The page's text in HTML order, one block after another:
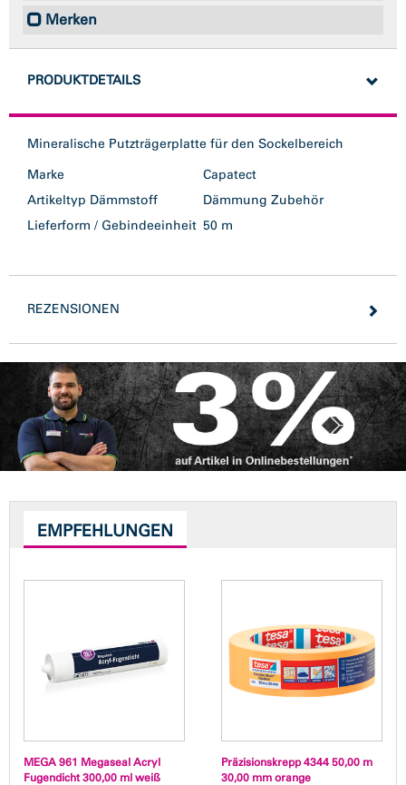
Merken
PRODUKTDETAILS
Mineralische Putzträgerplatte für den Sockelbereich
Marke
Capatect
Artikeltyp Dämmstoff
Dämmung Zubehör
Lieferform / Gebindeeinheit 50 m
REZENSIONEN
EMPFEHLUNGEN
MEGA 961 Megaseal Acryl
Fugendicht 300,00 ml weiß
Präzisionskrepp 4344 50,00 m
30,00 mm orange